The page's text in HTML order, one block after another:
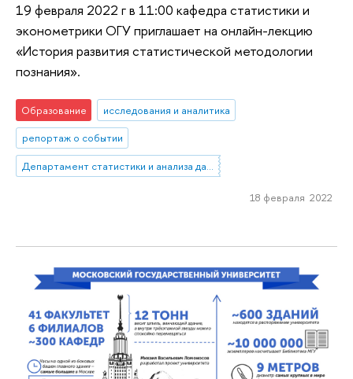
19 февраля 2022 г в 11:00 кафедра статистики и
эконометрики ОГУ приглашает на онлайн-лекцию
«История развития статистической методологии
познания».
Образование
исследования и аналитика
репортаж о событии
Департамент статистики и анализа данных
18 февраля 2022